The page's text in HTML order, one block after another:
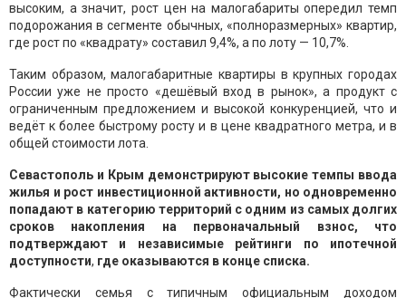
высоким, а значит, рост цен на малогабариты опередил темп
подорожания в сегменте обычных, «полноразмерных» квартир,
где рост по «квадрату» составил 9,4%, а по лоту — 10,7%.
Таким образом, малогабаритные квартиры в крупных городах
России уже не просто «дешёвый вход в рынок», а продукт с
ограниченным предложением и высокой конкуренцией, что и
ведёт к более быстрому росту и в цене квадратного метра, и в
общей стоимости лота.
Севастополь и Крым демонстрируют высокие темпы ввода
жилья и рост инвестиционной активности, но одновременно
попадают в категорию территорий с одним из самых долгих
сроков накопления на первоначальный взнос, что
подтверждают и независимые рейтинги по ипотечной
доступности, где оказываются в конце списка.
Фактически семья с типичным официальным доходом